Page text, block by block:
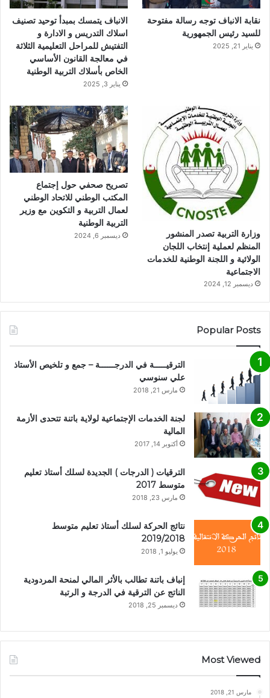
ا
م
نقابة الانباف توجه رسالة مفتوحة
للسيد رئيس الجمهورية
يناير 21, 2025
الانباف يتمسك بمبدأ توحيد تصنيف
اسلاك التدريس و الادارة و
التفتيش للمراحل التعليمية الثلاثة
في معالجة القانون الأساسي
الخاص بأسلاك التربية الوطنية
يناير 3, 2025
وزارة التربية تصدر المنشور
المنظم لعملية إنتخاب اللجان
الولائية و اللجنة الوطنية للخدمات
الاجتماعية
ديسمبر 12, 2024
تصريح صحفي حول إجتماع
المكتب الوطني للاتحاد الوطني
لعمال التربية و التكوين مع وزير
التربية الوطنية
ديسمبر 6, 2024
Popular Posts
الترقيـــــة في الدرجــــــة – جمع و تلخيص الأستاذ
علي سنوسي
مارس 21, 2018
لجنة الخدمات الإجتماعية لولاية باتنة تتحدى الأزمة
المالية
أكتوبر 14, 2017
الترقيات ( الدرجات ) الجديدة لسلك أستاذ تعليم
متوسط 2017
مارس 23, 2018
نتائج الحركة لسلك أستاذ تعليم متوسط
2019/2018
يوليو 1, 2018
إنباف باتنة تطالب بالأثر المالي لمنحة المردودية
الناتج عن الترقية في الدرجة و الرتبة
ديسمبر 25, 2018
Most Viewed
مارس 21, 2018